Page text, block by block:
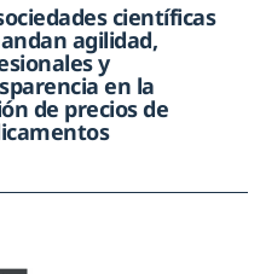
científicas
agilidad,
y
en la
de precios de